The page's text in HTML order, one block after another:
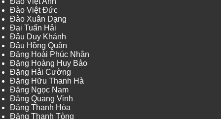
Đào Việt Đức
Đào Xuân Dạng
Đại Tuấn Hải
Đậu Duy Khánh
Đậu Hồng Quân
Đặng Hoài Phúc Nhân
Đặng Hoàng Huy Bảo
Đặng Hải Cường
Đặng Hữu Thanh Hà
Đặng Ngọc Nam
Đặng Quang Vinh
Đặng Thanh Hòa
Đặng Thanh Tòng